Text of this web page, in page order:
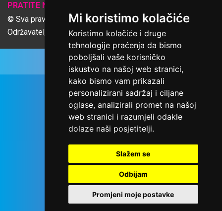
Mi koristimo kolačiće
Koristimo kolačiće i druge
tehnologije praćenja da bismo
poboljšali vaše korisničko
iskustvo na našoj web stranici,
kako bismo vam prikazali
personalizirani sadržaj i ciljane
oglase, analizirali promet na našoj
web stranici i razumjeli odakle
dolaze naši posjetitelji.
Slažem se
Odbijam
Promjeni moje postavke
PRATITE NAS
© Sva prava pridržana Udruga Ime dobrote
Održavatelj Netcom d.o.o., Riva 6, Rijeka